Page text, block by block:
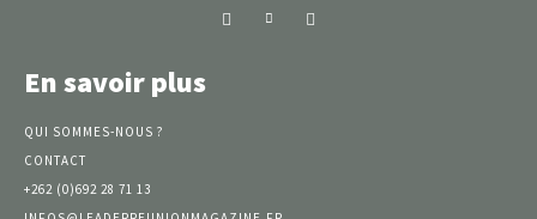
En savoir plus
QUI SOMMES-NOUS ?
CONTACT
+262 (0)692 28 71 13